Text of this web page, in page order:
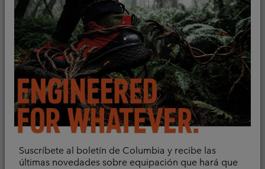
Suscríbete al boletín de Columbia y recibe las
últimas novedades sobre equipación que hará que
manga larga Diamond
Peak Pro™ para hombre
Creek™ para hombre